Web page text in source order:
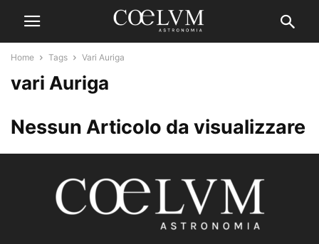
Home Tags Vari Auriga
vari Auriga
Nessun Articolo da visualizzare